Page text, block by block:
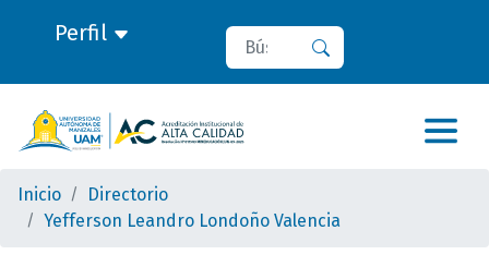
Perfil Buscar
Inicio
Directorio
Yefferson Leandro Londoño Valencia